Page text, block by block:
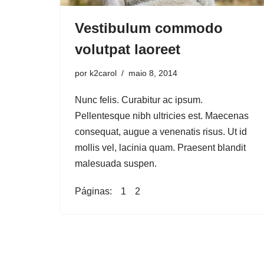
Vestibulum commodo
volutpat laoreet
por k2carol maio 8, 2014
Nunc felis. Curabitur ac ipsum.
Pellentesque nibh ultricies est. Maecenas
consequat, augue a venenatis risus. Ut id
mollis vel, lacinia quam. Praesent blandit
malesuada suspen.
Páginas: 1 2